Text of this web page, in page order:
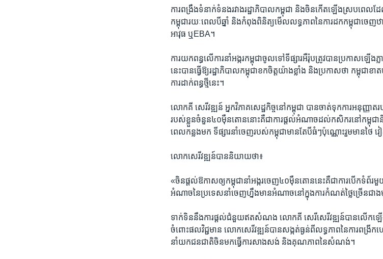
ការ​ពង្រឹង​ទំនាក់​ទំនង​រវាង​រដ្ឋាភិបាល​កម្ពុជា និង​ចិនកើត​ឡើង​ស្រប​ពេ
កម្ពុជា​រយៈ​ពេល​បី​ឆ្នាំ​ និង​កំពុង​ពិនិត្យ​មើល​លទ្ធភាព​នៃ​ការ​ដក​កម្ពុជា​ចេញ​
អាវុធ​ ឬEBA។​
ការ​យក​ពន្ធ​លើ​ការ​នាំ​អង្ករ​កម្ពុជា​ចូល​ទៅ​ទីផ្សារ​អឺរ៉ុប​ត្រូវ​បាន​ប្រកាស​ឡ
នេះ​បាន​ធ្វើ​ឱ្យ​រដ្ឋា​ភិបាល​កម្ពុជា​ខក​ចិត្ត​យ៉ាង​ខ្លាំង​ និង​ប្រកាស​ថា​ ​កម្ពុជា​
ការ​ដាក់​ពន្ធ​ថ្មី​នេះ។​
លោក​គី សេរីវឌ្ឍន៍​ ​អ្នក​វិភាគ​សេដ្ឋកិច្ច​នៅ​កម្ពុជា​ ​បាន​ចាត់​ទុក​ការ​អនុញ្ញាត​
របស់​ខ្លួន​ចំនួន​៤០​ម៉ឺន​តោន​នោះ​គឺជា​ការ​ផ្តល់​អំណាច​ដល់​កសិករ​នៅ​កម្ពុជា​
ពេល​កន្លង​មក​ ​ទីផ្សារ​នាំ​ចេញ​របស់​កម្ពុជា​មាន​តែ​បី​ធំៗ​ប៉ុណ្ណោះ​រួម​មាន​ថៃ​
លោក​សេរីវឌ្ឍន៍​បាន​និយាយ​ថា៖​
«ចិន​ផ្តល់​ឱកាស​ឲ្យ​កម្ពុជា​នាំ​អង្ករ​ចេញ៤០​ម៉ឺន​តោន​នេះគឺ​ជាការ​បើក​ទំព័រ​
អំណាច​នៃ​ប្រទេស​នាំ​ចេញ​ហ្នឹង​មាន​អំណាច​នៅ​ក្នុង​ការ​កំណត់​ថ្លៃ​ច្រើន​ជា
ទាក់ទិន​នឹង​ការ​ផ្តល់​ជំនួយ​ឥត​សំណង​ លោក​គី សេរី​សេរីវឌ្ឍន៍​បាន​លើក​ឡើង​ថ
ចំពោះ​ផល​វិជ្ជមាន​ លោក​សេរីវឌ្ឍន៍​បាន​សង្កត់ធ្ងន់​ពី​លទ្ធភាព​នៃ​ការ​ពង្រីក​ហេដ្
នាំ​យក​ជនជាតិ​ចិន​មក​ធ្វើ​ការ​សាងសង់​ ​និង​គុណ​ភាព​នៃ​សំណង់។